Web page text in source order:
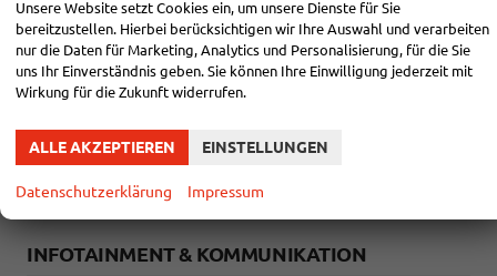
Lenkrad
in Leder, höhenverstellbar, mit Multifunktionen, mit
Schaltwippen
Sitze
Sitzheizung, Sportsitze, Isofix Beifahrersitz
Sitze: Lordosenstütze
Sitze: Verstellbarkeit
Höhenverstellbarer Fahrersitz
INFOTAINMENT & KOMMUNIKATION
Unsere Website setzt Cookies ein, um unsere Dienste für Sie
bereitzustellen. Hierbei berücksichtigen wir Ihre Auswahl und verarbeiten
nur die Daten für Marketing, Analytics und Personalisierung, für die Sie
uns Ihr Einverständnis geben. Sie können Ihre Einwilligung jederzeit mit
Wirkung für die Zukunft widerrufen.
ALLE AKZEPTIEREN EINSTELLUNGEN
Datenschutzerklärung Impressum